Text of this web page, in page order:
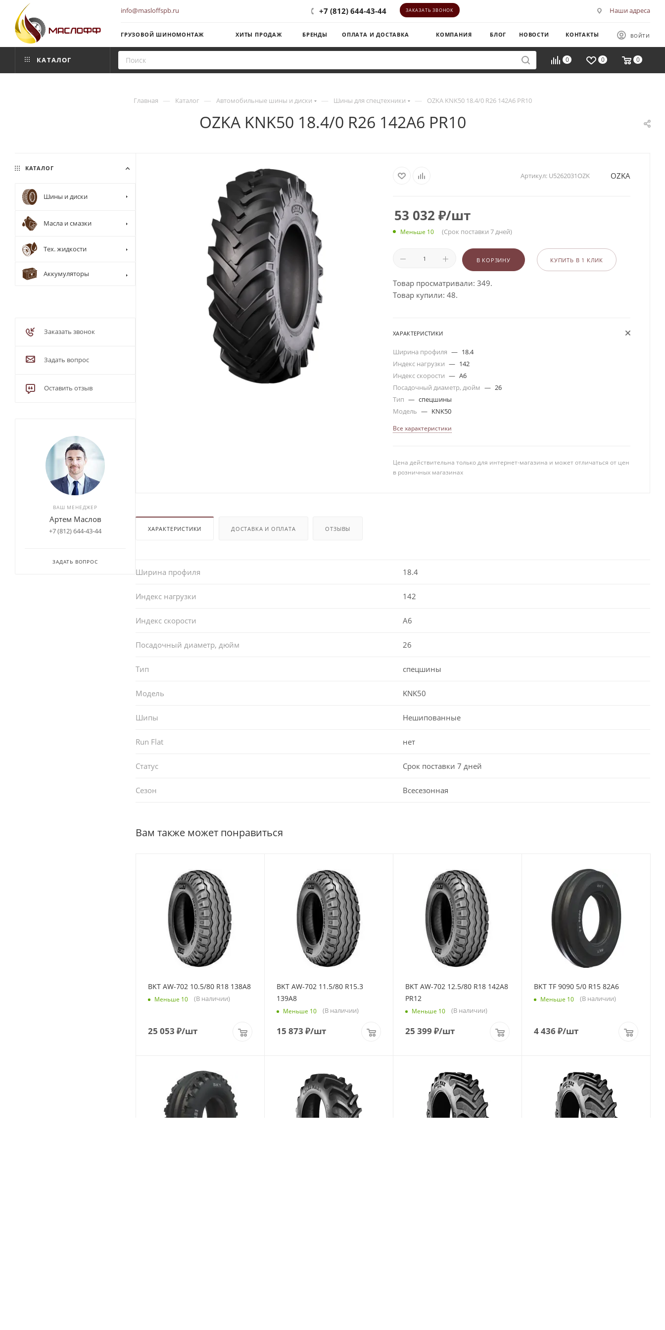
info@masloffspb.ru +7 (812) 644-43-44 ЗАКАЗАТЬ ЗВОНОК Наши адреса
ГРУЗОВОЙ ШИНОМОНТАЖ ХИТЫ ПРОДАЖ БРЕНДЫ ОПЛАТА И ДОСТАВКА КОМПАНИЯ БЛОГ НОВОСТИ КОНТАКТЫ ВОЙТИ
КАТАЛОГ 0 0 0
Главная — Каталог — Автомобильные шины и диски — Шины для спецтехники — OZKA KNK50 18.4/0 R26 142A6 PR10
OZKA KNK50 18.4/0 R26 142A6 PR10
Артикул: U5262031OZK OZKA
53 032 ₽/шт
Меньше 10 (Срок поставки 7 дней)
В КОРЗИНУ КУПИТЬ В 1 КЛИК
Товар просматривали: 349.
Товар купили: 48.
ХАРАКТЕРИСТИКИ
Ширина профиля — 18.4
Индекс нагрузки — 142
Индекс скорости — A6
Посадочный диаметр, дюйм — 26
Тип — спецшины
Модель — KNK50
Все характеристики
Цена действительна только для интернет-магазина и может отличаться от цен
в розничных магазинах
ХАРАКТЕРИСТИКИ ДОСТАВКА И ОПЛАТА ОТЗЫВЫ
Ширина профиля 18.4
Индекс нагрузки 142
Индекс скорости A6
Посадочный диаметр, дюйм 26
Тип спецшины
Модель KNK50
Шипы Нешипованные
Run Flat нет
Статус Срок поставки 7 дней
Сезон Всесезонная
Вам также может понравиться
BKT AW-702 10.5/80 R18 138A8
Меньше 10 (В наличии)
25 053 ₽/шт
BKT AW-702 11.5/80 R15.3
139A8
Меньше 10 (В наличии)
15 873 ₽/шт
BKT AW-702 12.5/80 R18 142A8
PR12
Меньше 10 (В наличии)
25 399 ₽/шт
BKT TF 9090 5/0 R15 82A6
Меньше 10 (В наличии)
4 436 ₽/шт
КАТАЛОГ
Шины и диски
Масла и смазки
Тех. жидкости
Аккумуляторы
Заказать звонок
Задать вопрос
Оставить отзыв
ВАШ МЕНЕДЖЕР
Артем Маслов
+7 (812) 644-43-44
ЗАДАТЬ ВОПРОС